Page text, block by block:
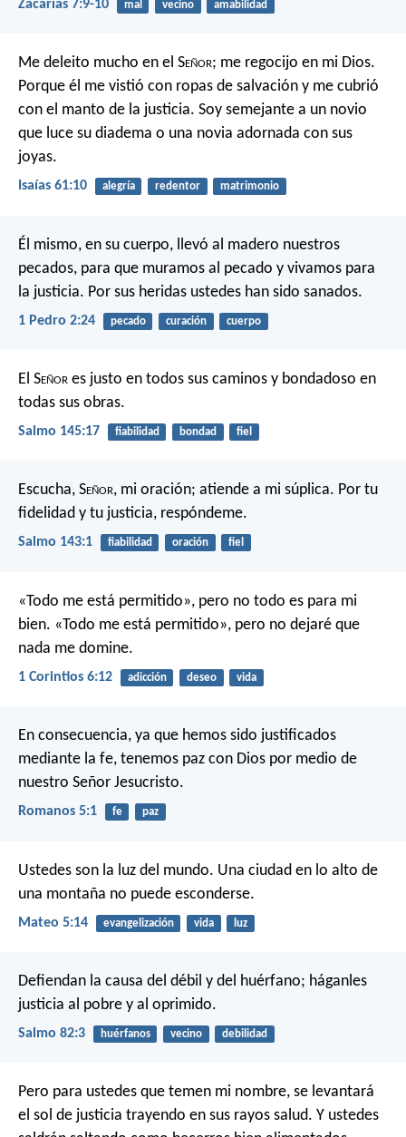
Zacarías 7:9-10 mal vecino amabilidad
Me deleito mucho en el Señor; me regocijo en mi Dios.
Porque él me vistió con ropas de salvación y me cubrió
con el manto de la justicia. Soy semejante a un novio
que luce su diadema o una novia adornada con sus
joyas.
Isaías 61:10 alegría redentor matrimonio
Él mismo, en su cuerpo, llevó al madero nuestros
pecados, para que muramos al pecado y vivamos para
la justicia. Por sus heridas ustedes han sido sanados.
1 Pedro 2:24 pecado curación cuerpo
El Señor es justo en todos sus caminos y bondadoso en
todas sus obras.
Salmo 145:17 fiabilidad bondad fiel
Escucha, Señor, mi oración; atiende a mi súplica. Por tu
fidelidad y tu justicia, respóndeme.
Salmo 143:1 fiabilidad oración fiel
«Todo me está permitido», pero no todo es para mi
bien. «Todo me está permitido», pero no dejaré que
nada me domine.
1 Corintios 6:12 adicción deseo vida
En consecuencia, ya que hemos sido justificados
mediante la fe, tenemos paz con Dios por medio de
nuestro Señor Jesucristo.
Romanos 5:1 fe paz
Ustedes son la luz del mundo. Una ciudad en lo alto de
una montaña no puede esconderse.
Mateo 5:14 evangelización vida luz
Defiendan la causa del débil y del huérfano; háganles
justicia al pobre y al oprimido.
Salmo 82:3 huérfanos vecino debilidad
Pero para ustedes que temen mi nombre, se levantará
el sol de justicia trayendo en sus rayos salud. Y ustedes